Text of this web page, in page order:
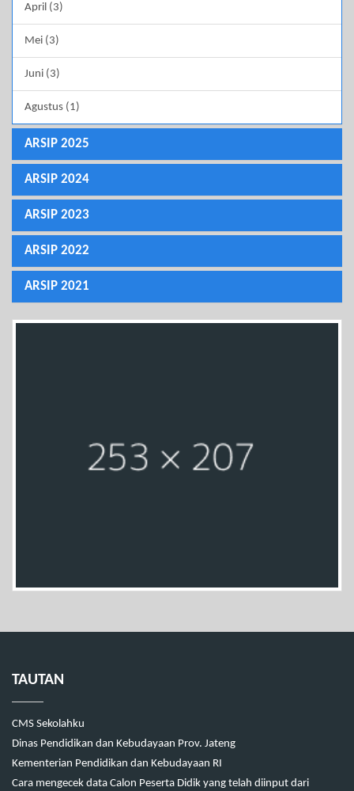
April (3)
Mei (3)
Juni (3)
Agustus (1)
ARSIP 2025
ARSIP 2024
ARSIP 2023
ARSIP 2022
ARSIP 2021
TAUTAN
CMS Sekolahku
Dinas Pendidikan dan Kebudayaan Prov. Jateng
Kementerian Pendidikan dan Kebudayaan RI
Cara mengecek data Calon Peserta Didik yang telah diinput dari